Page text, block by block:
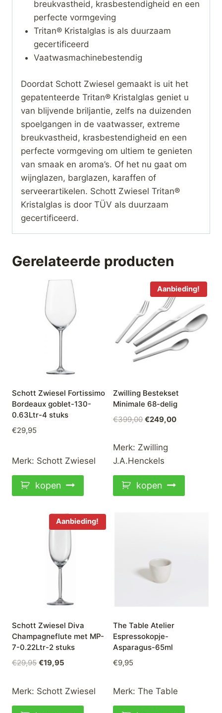
breukvastheid, krasbestendigheid en een
perfecte vormgeving
Tritan® Kristalglas is als duurzaam
gecertificeerd
Vaatwasmachinebestendig
Doordat Schott Zwiesel gemaakt is uit het
gepatenteerde Tritan® Kristalglas geniet u
van blijvende briljantie, zelfs na duizenden
spoelgangen in de vaatwasser, extreme
breukvastheid, krasbestendigheid en een
perfecte vormgeving om ultiem te genieten
van smaak en aroma’s. Of het nu gaat om
wijnglazen, barglazen, karaffen of
serveerartikelen. Schott Zwiesel Tritan®
Kristalglas is door TÜV als duurzaam
gecertificeerd.
Gerelateerde producten
Schott Zwiesel Fortissimo
Bordeaux goblet-130-
0.63Ltr-4 stuks
€29,95
Merk: Schott Zwiesel
kopen
Aanbieding!
Zwilling Bestekset
Minimale 68-delig
€399,00 Oorspronkelijke
was:
€399,00.
€249,00Huidige
Merk: Zwilling
J.A.Henckels
kopen
Aanbieding!
Schott Zwiesel Diva
Champagneflute met MP-
7-0.22Ltr-2 stuks
€29,95 Oorspronkelijke
was:
€19,95
is:
Merk: Schott Zwiesel
The Table Atelier
Espressokopje-
Asparagus-65ml
€9,95
Merk: The Table